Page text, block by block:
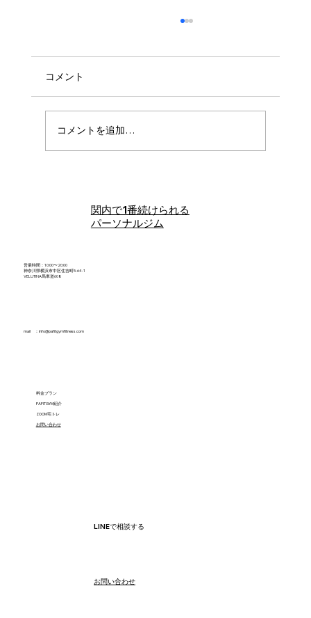
反省より、次の一食の選び直しです
コメント
コメントを追加…
営業時間：10:00〜20:00
神奈川県横浜市中区住吉町5-64-1
VELUTINA馬車道608
mail ：info@pafitgymfitness.com
関内で1番続けられる
パーソナルジム
料金プラン
PAFITGYM紹介
ZOOM宅トレ
​お問い合わせ
LINEで相談する
​お問い合わせ